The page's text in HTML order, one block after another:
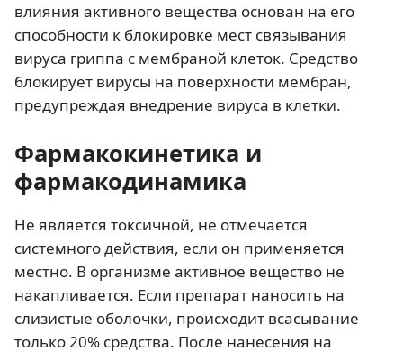
влияния активного вещества основан на его
способности к блокировке мест связывания
вируса гриппа с мембраной клеток. Средство
блокирует вирусы на поверхности мембран,
предупреждая внедрение вируса в клетки.
Фармакокинетика и
фармакодинамика
Не является токсичной, не отмечается
системного действия, если он применяется
местно. В организме активное вещество не
накапливается. Если препарат наносить на
слизистые оболочки, происходит всасывание
только 20% средства. После нанесения на